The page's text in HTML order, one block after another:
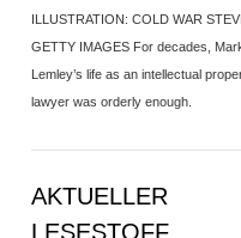
ILLUSTRATION: COLD WAR
GETTY IMAGES For decades,
Lemley’s life as an intellectual
lawyer was orderly enough.
AKTUELLER
LESESTOFF